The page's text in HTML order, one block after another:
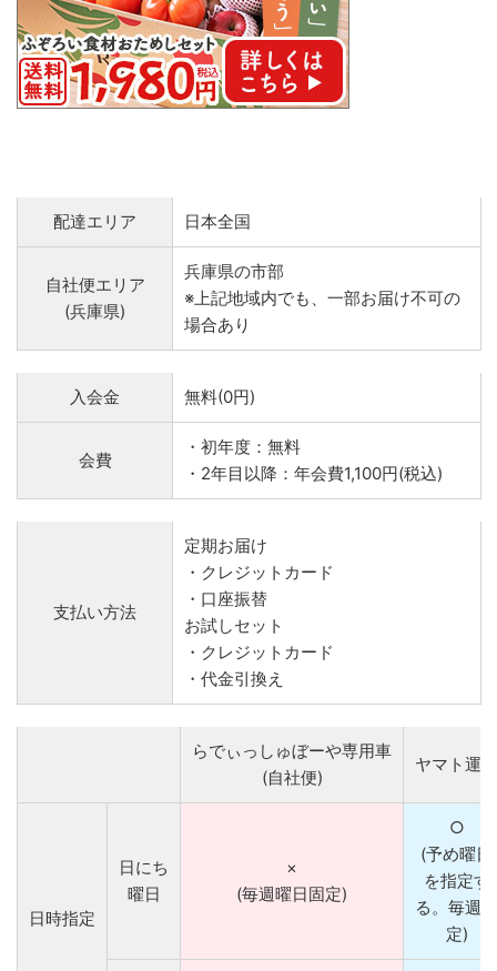
配達エリア 日本全国
自社便エリア
(兵庫県)
兵庫県の市部
※上記地域内でも、一部お届け不可の
場合あり
入会金 無料(0円)
会費
・初年度：無料
・2年目以降：年会費1,100円(税込)
支払い方法
定期お届け
・クレジットカード
・口座振替
お試しセット
・クレジットカード
・代金引換え
らでぃっしゅぼーや専用車
(自社便)
ヤマト運輸
日時指定
日にち
曜日
×
(毎週曜日固定)
○
(予め曜日
を指定す
る。毎週固
定)